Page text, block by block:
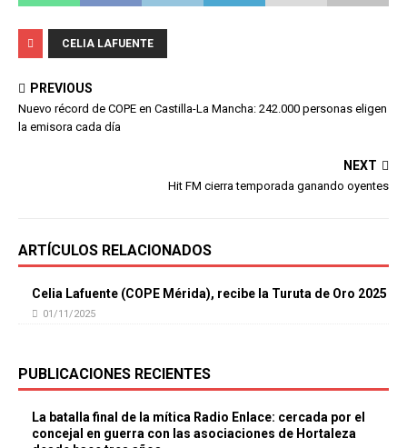
CELIA LAFUENTE
PREVIOUS
Nuevo récord de COPE en Castilla-La Mancha: 242.000 personas eligen
la emisora cada día
NEXT
Hit FM cierra temporada ganando oyentes
ARTÍCULOS RELACIONADOS
Celia Lafuente (COPE Mérida), recibe la Turuta de Oro 2025
01/11/2025
PUBLICACIONES RECIENTES
La batalla final de la mítica Radio Enlace: cercada por el
concejal en guerra con las asociaciones de Hortaleza